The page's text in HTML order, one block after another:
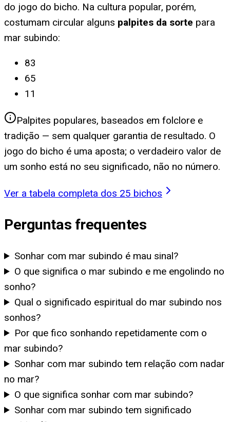
do jogo do bicho. Na cultura popular, porém,
costumam circular alguns palpites da sorte para
mar subindo:
83
65
11
Palpites populares, baseados em folclore e
tradição — sem qualquer garantia de resultado. O
jogo do bicho é uma aposta; o verdadeiro valor de
um sonho está no seu significado, não no número.
Ver a tabela completa dos 25 bichos
Perguntas frequentes
Sonhar com mar subindo é mau sinal?
O que significa o mar subindo e me engolindo no
sonho?
Qual o significado espiritual do mar subindo nos
sonhos?
Por que fico sonhando repetidamente com o
mar subindo?
Sonhar com mar subindo tem relação com nadar
no mar?
O que significa sonhar com mar subindo?
Sonhar com mar subindo tem significado